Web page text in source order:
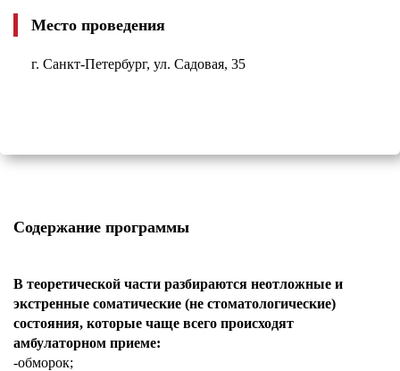
Место проведения
г. Санкт-Петербург, ул. Садовая, 35
Содержание программы
В теоретической части разбираются неотложные и
экстренные соматические (не стоматологические)
состояния, которые чаще всего происходят
амбулаторном приеме:
-обморок;